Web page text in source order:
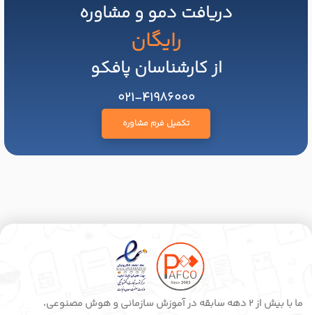
دریافت دمو و مشاوره
رایگان
از کارشناسان پافکو
021-41986000
تکمیل فرم مشاوره
ما با بیش از 2 دهه سابقه در آموزش سازمانی و هوش مصنوعی،